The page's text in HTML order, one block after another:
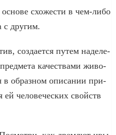
схо­же­сти в чем-либо
с дру­гим.
созда­ет­ся путем наде­ле­
каче­ства­ми живо­
в образ­ном опи­са­нии при­
чело­ве­че­ских свойств